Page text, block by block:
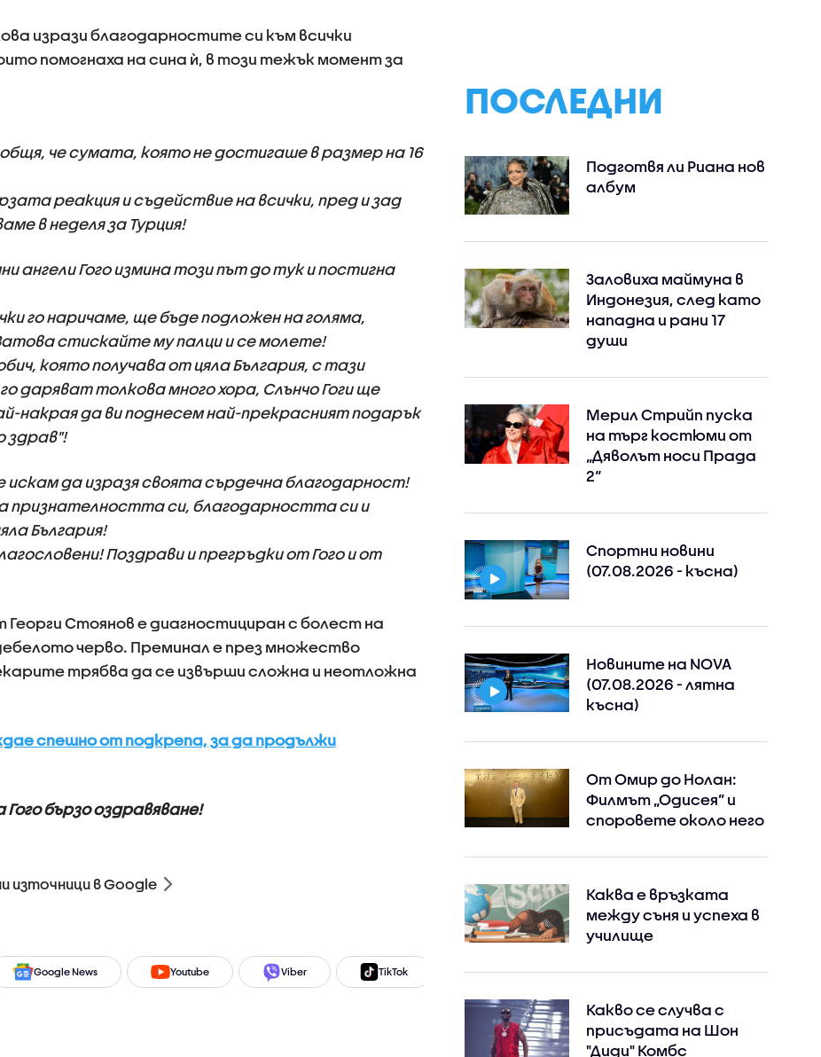
изрази благодарностите си към всички
помогнаха на сина ѝ, в този тежък момент за
че сумата, която не достигаше в размер на 16
реакция и съдействие на всички, пред и зад
в неделя за Турция!
ангели Гого измина този път до тук и постигна
го наричаме, ще бъде подложен на голяма,
стискайте му палци и се молете!
която получава от цяла България, с тази
даряват толкова много хора, Слънчо Гоги ще
накрая да ви поднесем най-прекрасният подарък
здрав"!
искам да изразя своята сърдечна благодарност!
признателността си, благодарността си и
България!
Поздрави и прегръдки от Гого и от
Стоянов е диагностициран с болест на
черво. Преминал е през множество
трябва да се извърши сложна и неотложна
спешно от подкрепа, за да продължи
Гого бързо оздравяване!
източници в Google
Google News Youtube Viber TikTok Instagram Facebook
ПОСЛЕДНИ
Подготвя ли Риана нов
албум
Заловиха маймуна в
Индонезия, след като
нападна и рани 17
души
Мерил Стрийп пуска
на търг костюми от
„Дяволът носи Прада
2“
Спортни новини
(07.08.2026 - късна)
Новините на NOVA
(07.08.2026 - лятна
късна)
От Омир до Нолан:
Филмът „Одисея” и
споровете около него
Каква е връзката
между съня и успеха в
училище
Какво се случва с
присъдата на Шон
"Диди" Комбс